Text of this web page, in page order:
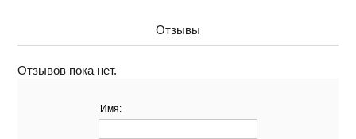
Отзывы
Отзывов пока нет.
Имя: